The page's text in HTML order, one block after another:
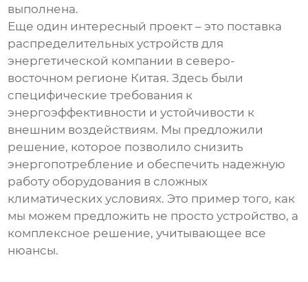
выполнена.
Еще один интересный проект – это поставка
распределительных устройств для
энергетической компании в северо-
восточном регионе Китая. Здесь были
специфические требования к
энергоэффективности и устойчивости к
внешним воздействиям. Мы предложили
решение, которое позволило снизить
энергопотребление и обеспечить надежную
работу оборудования в сложных
климатических условиях. Это пример того, как
мы можем предложить не просто устройство, а
комплексное решение, учитывающее все
нюансы.